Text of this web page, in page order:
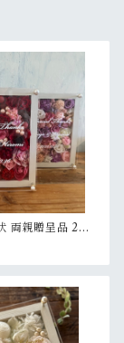
両親贈呈品 2個
れ】 プリザーブ
ウッドフ
〈赤ピンク＆ピ